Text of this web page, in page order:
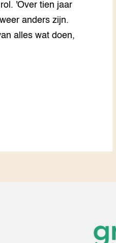
'Over tien jaar
anders zijn.
alles wat doen,